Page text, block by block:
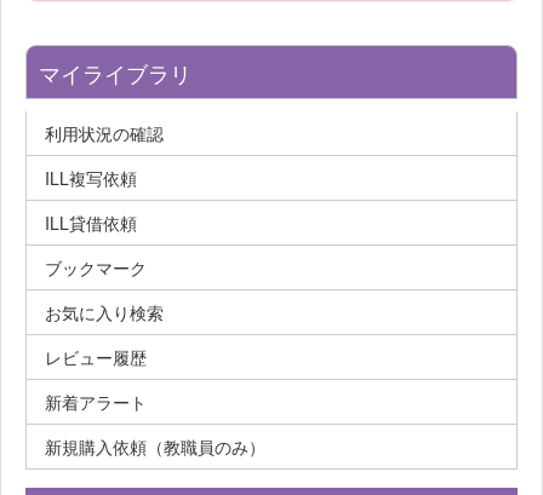
マイライブラリ
利用状況の確認
ILL複写依頼
ILL貸借依頼
ブックマーク
お気に入り検索
レビュー履歴
新着アラート
新規購入依頼（教職員のみ）